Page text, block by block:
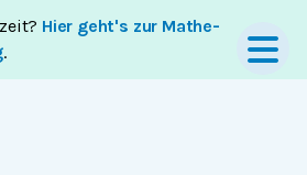
Hier geht's zur Mathe-
.
Footer